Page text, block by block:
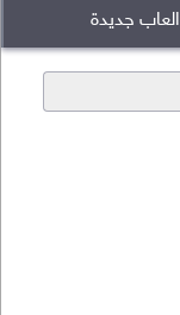
العاب جديدة